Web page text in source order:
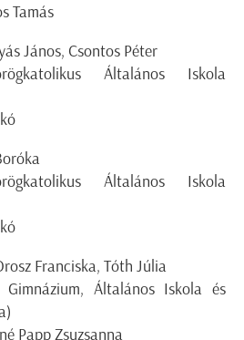
Tamás
János, Csontos Péter
Általános Iskola
Általános Iskola
Franciska, Tóth Júlia
Általános Iskola és
Papp Zsuzsanna